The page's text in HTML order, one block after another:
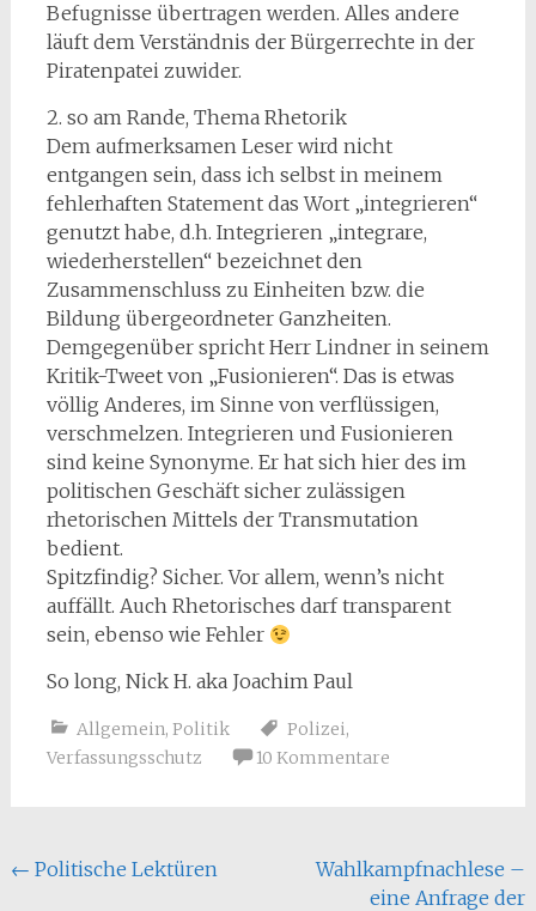
Befugnisse übertragen werden. Alles andere
läuft dem Verständnis der Bürgerrechte in der
Piratenpatei zuwider.
2. so am Rande, Thema Rhetorik
Dem aufmerksamen Leser wird nicht
entgangen sein, dass ich selbst in meinem
fehlerhaften Statement das Wort „integrieren“
genutzt habe, d.h. Integrieren „integrare,
wiederherstellen“ bezeichnet den
Zusammenschluss zu Einheiten bzw. die
Bildung übergeordneter Ganzheiten.
Demgegenüber spricht Herr Lindner in seinem
Kritik-Tweet von „Fusionieren“. Das is etwas
völlig Anderes, im Sinne von verflüssigen,
verschmelzen. Integrieren und Fusionieren
sind keine Synonyme. Er hat sich hier des im
politischen Geschäft sicher zulässigen
rhetorischen Mittels der Transmutation
bedient.
Spitzfindig? Sicher. Vor allem, wenn’s nicht
auffällt. Auch Rhetorisches darf transparent
sein, ebenso wie Fehler
So long, Nick H. aka Joachim Paul
Allgemein, Politik Polizei,
Verfassungsschutz
10 Kommentare
Beitragsnavigation
← Politische Lektüren
Wahlkampfnachlese –
eine Anfrage der